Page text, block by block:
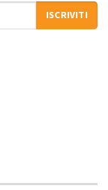
ISCRIVITI